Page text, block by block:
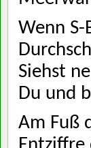
Wenn
Siehst
Du und
Am Fuß